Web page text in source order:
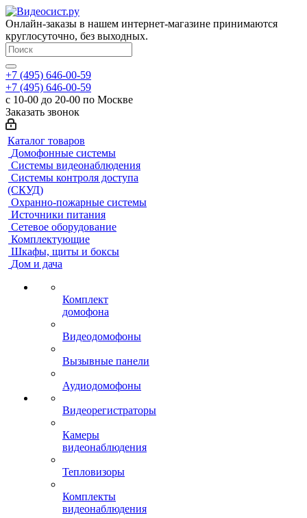
Онлайн-заказы в нашем интернет-магазине принимаются
круглосуточно, без выходных.
+7 (495) 646-00-59
+7 (495) 646-00-59
с 10-00 до 20-00 по Москве
Заказать звонок
Каталог товаров
Домофонные системы
Системы видеонаблюдения
Системы контроля доступа
(СКУД)
Охранно-пожарные системы
Источники питания
Сетевое оборудование
Комплектующие
Шкафы, щиты и боксы
Дом и дача
Комплект
домофона
Видеодомофоны
Вызывные панели
Аудиодомофоны
Видеорегистраторы
Камеры
видеонаблюдения
Тепловизоры
Комплекты
видеонаблюдения